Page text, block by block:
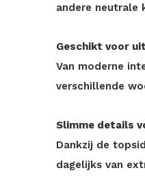
andere neutrale
Geschikt voor
Van moderne
verschillende
Slimme details
Dankzij de
dagelijks van